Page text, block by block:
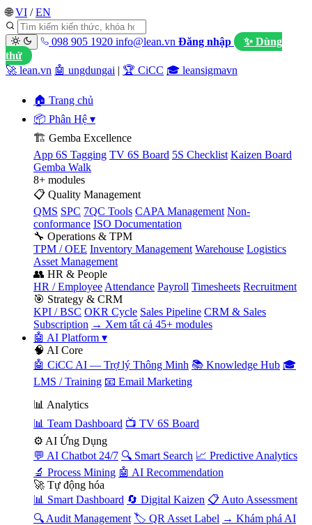
🌐 VI / EN
098 905 1920 info@lean.vn Đăng nhập
✨ Dùng
thử
🚀 lean.vn 🤖 ungdungai | 🏆 CiCC 🎓 leansigmavn
🏠 Trang chủ
📦 Phân Hệ ▾
🏗️ Gemba Excellence
App 6S Tagging TV 6S Board 5S Checklist Kaizen Board
Gemba Walk
8+ modules
📋 Quality Management
QMS SPC 7QC Tools CAPA Management Non-
conformance ISO Documentation
🔧 Operations & TPM
TPM / OEE Inventory Management Warehouse Logistics
Asset Management
👥 HR & People
HR / Employee Attendance Payroll Timesheets Recruitment
🎯 Strategy & CRM
KPI / BSC OKR Cycle Sales Pipeline CRM & Sales
Subscription → Xem tất cả 45+ modules
🤖 AI Platform ▾
🧠 AI Core
🤖 CiCC AI — Trợ lý Thông Minh 📚 Knowledge Hub 🎓
LMS / Training 📧 Email Marketing
📊 Analytics
📊 Team Dashboard 📺 TV 6S Board
⚙️ AI Ứng Dụng
💬 AI Chatbot 24/7 🔍 Smart Search 📈 Predictive Analytics
🔬 Process Mining 🤖 AI Recommendation
🚀 Tự động hóa
📊 Smart Dashboard 🔄 Digital Kaizen 📋 Auto Assessment
🔍 Audit Management 🏷️ QR Asset Label → Khám phá AI